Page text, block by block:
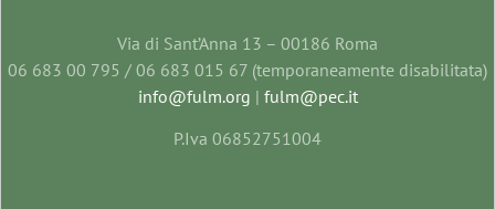
Via di Sant’Anna 13 – 00186 Roma
06 683 00 795 / 06 683 015 67 (temporaneamente disabilitata)
info@fulm.org | fulm@pec.it
P.Iva 06852751004